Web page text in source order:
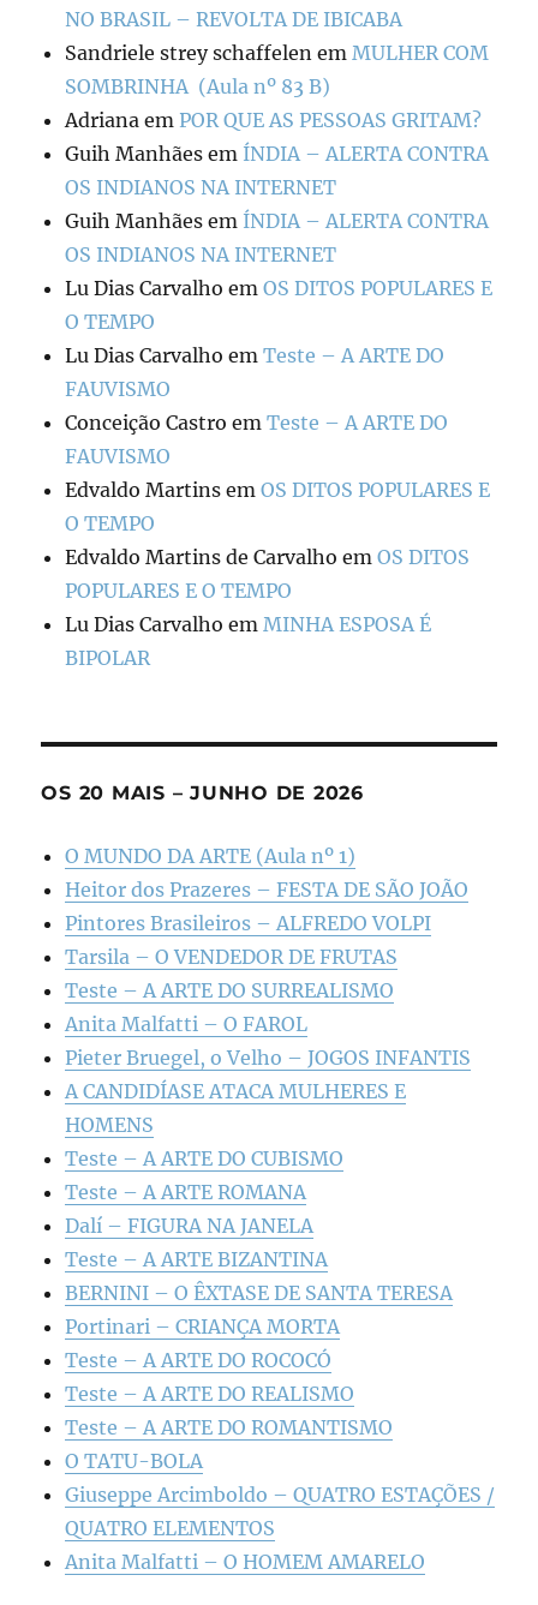
NO BRASIL – REVOLTA DE IBICABA
Sandriele strey schaffelen emMULHER COM
SOMBRINHA (Aula nº 83 B)
Adriana emPOR QUE AS PESSOAS GRITAM?
Guih Manhães em ÍNDIA – ALERTA CONTRA
OS INDIANOS NA INTERNET
Guih Manhães em ÍNDIA – ALERTA CONTRA
OS INDIANOS NA INTERNET
Lu Dias Carvalho emOS DITOS POPULARES E
O TEMPO
Lu Dias Carvalho emTeste – A ARTE DO
FAUVISMO
Conceição Castro emTeste – A ARTE DO
FAUVISMO
Edvaldo Martins emOS DITOS POPULARES E
O TEMPO
Edvaldo Martins de Carvalho emOS DITOS
POPULARES E O TEMPO
Lu Dias Carvalho emMINHA ESPOSA É
BIPOLAR
OS 20 MAIS – JUNHO DE 2026
O MUNDO DA ARTE (Aula nº 1)
Heitor dos Prazeres – FESTA DE SÃO JOÃO
Pintores Brasileiros – ALFREDO VOLPI
Tarsila – O VENDEDOR DE FRUTAS
Teste – A ARTE DO SURREALISMO
Anita Malfatti – O FAROL
Pieter Bruegel, o Velho – JOGOS INFANTIS
A CANDIDÍASE ATACA MULHERES E
HOMENS
Teste – A ARTE DO CUBISMO
Teste – A ARTE ROMANA
Dalí – FIGURA NA JANELA
Teste – A ARTE BIZANTINA
BERNINI – O ÊXTASE DE SANTA TERESA
Portinari – CRIANÇA MORTA
Teste – A ARTE DO ROCOCÓ
Teste – A ARTE DO REALISMO
Teste – A ARTE DO ROMANTISMO
O TATU-BOLA
Giuseppe Arcimboldo – QUATRO ESTAÇÕES /
QUATRO ELEMENTOS
Anita Malfatti – O HOMEM AMARELO